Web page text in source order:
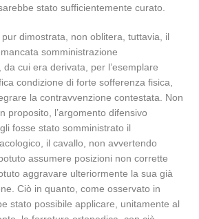
stato sufficientemente curato.
dimostrata, non oblitera, tuttavia, il
somministrazione
da cui era derivata, per l’esemplare
condizione di forte sofferenza fisica,
la contravvenzione contestata. Non
proposito, l’argomento difensivo
fosse stato somministrato il
il cavallo, non avvertendo
assumere posizioni non corrette
aggravare ulteriormente la sua già
Ciò in quanto, come osservato in
stato possibile applicare, unitamente al